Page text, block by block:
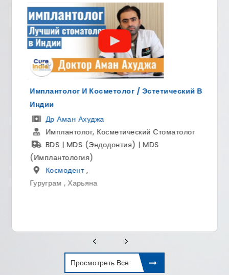
Ведущий Хирург Позвоночника И Хирург
Ортопед
ДР Манодж Миглани
ортопедический хирург
MBBS, MS (ортопедия)
Фортис Мэмориал Рисарчь Интитут
Гургаон , Хариана
Просмотреть Все